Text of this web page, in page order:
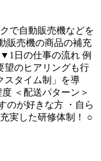
で自動販売機などを
販売機の商品の補充
日の仕事の流れ 例
のヒアリングも行
タイム制」を導
＜配送パターン＞
のが好きな方 ・自ら
実した研修体制！ ○